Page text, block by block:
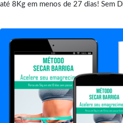
até 8Kg em menos de 27 dias! Sem